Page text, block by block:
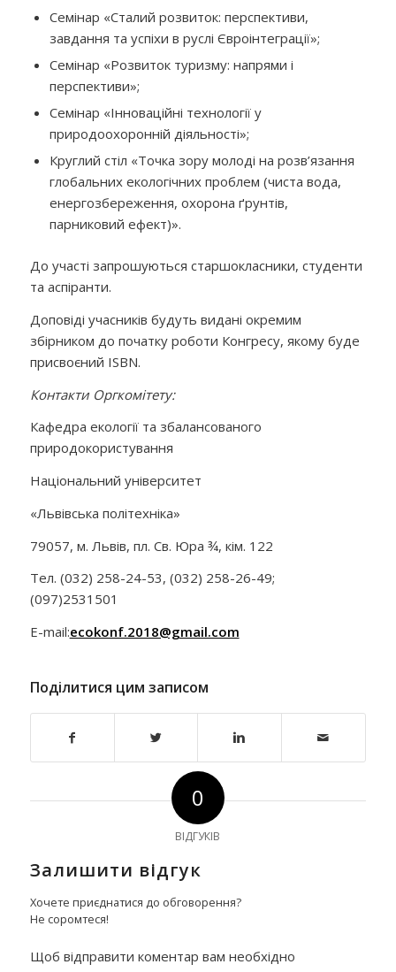
Семінар «Сталий розвиток: перспективи,
завдання та успіхи в руслі Євроінтеграції»;
Семінар «Розвиток туризму: напрями і
перспективи»;
Семінар «Інноваційні технології у
природоохоронній діяльності»;
Круглий стіл «Точка зору молоді на розв’язання
глобальних екологічних проблем (чиста вода,
енергозбереження, охорона ґрунтів,
парниковий ефект)».
До участі запрошуються старшокласники, студенти
та аспіранти.
Доповіді учасників будуть видані окремим
збірником до початку роботи Конгресу, якому буде
присвоєний ISBN.
Контакти Оргкомітету:
Кафедра екології та збалансованого
природокористування
Національний університет
«Львівська політехніка»
79057, м. Львів, пл. Св. Юра ¾, кім. 122
Тел. (032) 258-24-53, (032) 258-26-49;
(097)2531501
Е-mail:ecokonf.2018@gmail.com
Поділитися цим записом
0
ВІДГУКІВ
Залишити відгук
Хочете приєднатися до обговорення?
Не соромтеся!
Щоб відправити коментар вам необхідно